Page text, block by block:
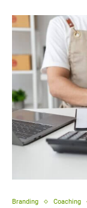
Branding Coaching